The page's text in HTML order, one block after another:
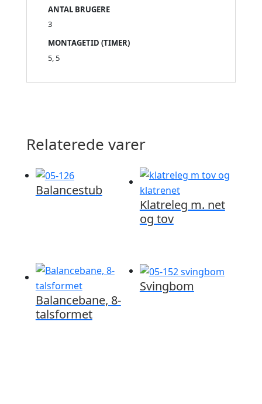
ANTAL BRUGERE
3
MONTAGETID (TIMER)
5, 5
Relaterede varer
Balancestub
Klatreleg m. net
og tov
Balancebane, 8-
talsformet
Svingbom